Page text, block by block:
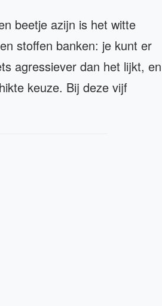
beetje azijn is het witte
stoffen banken: je kunt er
agressiever dan het lijkt, en
keuze. Bij deze vijf